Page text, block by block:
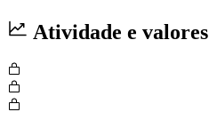
Atividade e valores